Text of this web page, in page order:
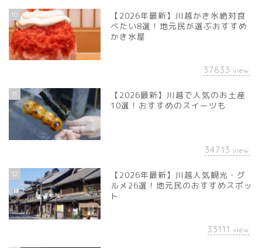
10
【2026年最新】川越かき氷絶対食
べたい8選！地元民が選ぶおすすめ
かき氷屋
37833 view
11
【2026最新】川越で人気のお土産
10選！おすすめのスイーツも
34713 view
12
【2026年最新】川越人気観光・グ
ルメ26選！地元民のおすすめスポッ
ト
33111 view